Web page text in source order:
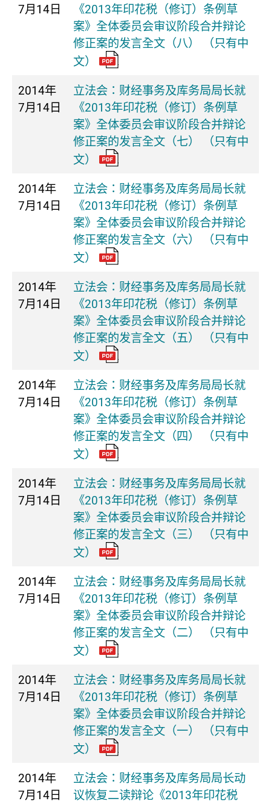
7月14日
《2013年印花税（修订）条例草
案》全体委员会审议阶段合并辩论
修正案的发言全文（八） （只有中
文）
2014年
7月14日
立法会：财经事务及库务局局长就
《2013年印花税（修订）条例草
案》全体委员会审议阶段合并辩论
修正案的发言全文（七） （只有中
文）
2014年
7月14日
立法会：财经事务及库务局局长就
《2013年印花税（修订）条例草
案》全体委员会审议阶段合并辩论
修正案的发言全文（六） （只有中
文）
2014年
7月14日
立法会：财经事务及库务局局长就
《2013年印花税（修订）条例草
案》全体委员会审议阶段合并辩论
修正案的发言全文（五） （只有中
文）
2014年
7月14日
立法会：财经事务及库务局局长就
《2013年印花税（修订）条例草
案》全体委员会审议阶段合并辩论
修正案的发言全文（四） （只有中
文）
2014年
7月14日
立法会：财经事务及库务局局长就
《2013年印花税（修订）条例草
案》全体委员会审议阶段合并辩论
修正案的发言全文（三） （只有中
文）
2014年
7月14日
立法会：财经事务及库务局局长就
《2013年印花税（修订）条例草
案》全体委员会审议阶段合并辩论
修正案的发言全文（二） （只有中
文）
2014年
7月14日
立法会：财经事务及库务局局长就
《2013年印花税（修订）条例草
案》全体委员会审议阶段合并辩论
修正案的发言全文（一） （只有中
文）
2014年
7月14日
立法会：财经事务及库务局局长动
议恢复二读辩论《2013年印花税